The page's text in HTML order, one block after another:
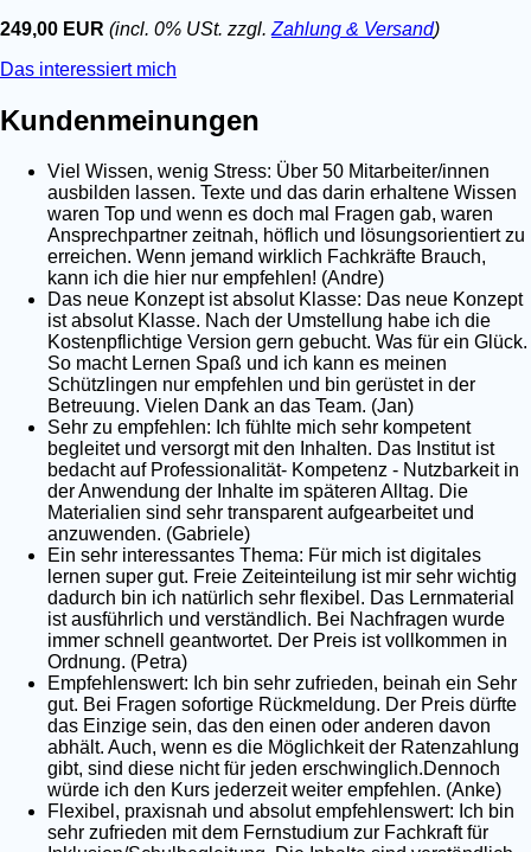
249,00 EUR (incl. 0% USt. zzgl. Zahlung & Versand)
Das interessiert mich
Kundenmeinungen
Viel Wissen, wenig Stress: Über 50 Mitarbeiter/innen
ausbilden lassen. Texte und das darin erhaltene Wissen
waren Top und wenn es doch mal Fragen gab, waren
Ansprechpartner zeitnah, höflich und lösungsorientiert zu
erreichen. Wenn jemand wirklich Fachkräfte Brauch,
kann ich die hier nur empfehlen! (Andre)
Das neue Konzept ist absolut Klasse: Das neue Konzept
ist absolut Klasse. Nach der Umstellung habe ich die
Kostenpflichtige Version gern gebucht. Was für ein Glück.
So macht Lernen Spaß und ich kann es meinen
Schützlingen nur empfehlen und bin gerüstet in der
Betreuung. Vielen Dank an das Team. (Jan)
Sehr zu empfehlen: Ich fühlte mich sehr kompetent
begleitet und versorgt mit den Inhalten. Das Institut ist
bedacht auf Professionalität- Kompetenz - Nutzbarkeit in
der Anwendung der Inhalte im späteren Alltag. Die
Materialien sind sehr transparent aufgearbeitet und
anzuwenden. (Gabriele)
Ein sehr interessantes Thema: Für mich ist digitales
lernen super gut. Freie Zeiteinteilung ist mir sehr wichtig
dadurch bin ich natürlich sehr flexibel. Das Lernmaterial
ist ausführlich und verständlich. Bei Nachfragen wurde
immer schnell geantwortet. Der Preis ist vollkommen in
Ordnung. (Petra)
Empfehlenswert: Ich bin sehr zufrieden, beinah ein Sehr
gut. Bei Fragen sofortige Rückmeldung. Der Preis dürfte
das Einzige sein, das den einen oder anderen davon
abhält. Auch, wenn es die Möglichkeit der Ratenzahlung
gibt, sind diese nicht für jeden erschwinglich.Dennoch
würde ich den Kurs jederzeit weiter empfehlen. (Anke)
Flexibel, praxisnah und absolut empfehlenswert: Ich bin
sehr zufrieden mit dem Fernstudium zur Fachkraft für